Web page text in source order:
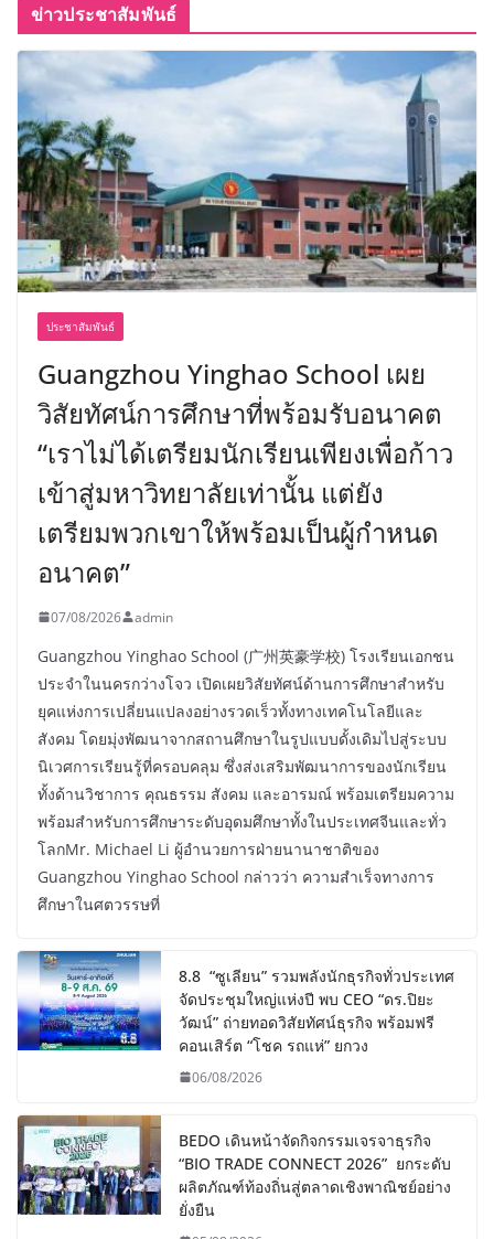
ข่าวประชาสัมพันธ์
ประชาสัมพันธ์
Guangzhou Yinghao School เผย
วิสัยทัศน์การศึกษาที่พร้อมรับอนาคต
“เราไม่ได้เตรียมนักเรียนเพียงเพื่อก้าว
เข้าสู่มหาวิทยาลัยเท่านั้น แต่ยัง
เตรียมพวกเขาให้พร้อมเป็นผู้กำหนด
อนาคต”
07/08/2026 admin
Guangzhou Yinghao School (广州英豪学校) โรงเรียนเอกชน
ประจำในนครกว่างโจว เปิดเผยวิสัยทัศน์ด้านการศึกษาสำหรับ
ยุคแห่งการเปลี่ยนแปลงอย่างรวดเร็วทั้งทางเทคโนโลยีและ
สังคม โดยมุ่งพัฒนาจากสถานศึกษาในรูปแบบดั้งเดิมไปสู่ระบบ
นิเวศการเรียนรู้ที่ครอบคลุม ซึ่งส่งเสริมพัฒนาการของนักเรียน
ทั้งด้านวิชาการ คุณธรรม สังคม และอารมณ์ พร้อมเตรียมความ
พร้อมสำหรับการศึกษาระดับอุดมศึกษาทั้งในประเทศจีนและทั่ว
โลกMr. Michael Li ผู้อำนวยการฝ่ายนานาชาติของ
Guangzhou Yinghao School กล่าวว่า ความสำเร็จทางการ
ศึกษาในศตวรรษที่
8.8 “ซูเลียน” รวมพลังนักธุรกิจทั่วประเทศ
จัดประชุมใหญ่แห่งปี พบ CEO “ดร.ปิยะ
วัฒน์” ถ่ายทอดวิสัยทัศน์ธุรกิจ พร้อมฟรี
คอนเสิร์ต “โชค รถแห่” ยกวง
06/08/2026
BEDO เดินหน้าจัดกิจกรรมเจรจาธุรกิจ
“BIO TRADE CONNECT 2026” ยกระดับ
ผลิตภัณฑ์ท้องถิ่นสู่ตลาดเชิงพาณิชย์อย่าง
ยั่งยืน